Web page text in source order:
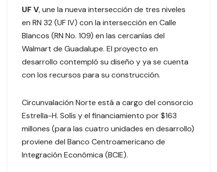
UF V, une la nueva intersección de tres niveles
en RN 32 (UF IV) con la intersección en Calle
Blancos (RN No. 109) en las cercanías del
Walmart de Guadalupe. El proyecto en
desarrollo contempló su diseño y ya se cuenta
con los recursos para su construcción.
Circunvalación Norte está a cargo del consorcio
Estrella-H. Solís y el financiamiento por $163
millones (para las cuatro unidades en desarrollo)
proviene del Banco Centroamericano de
Integración Económica (BCIE).